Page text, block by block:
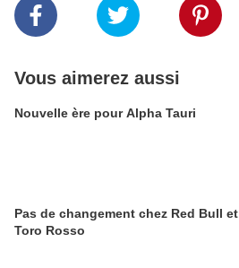
Vous aimerez aussi
Nouvelle ère pour Alpha Tauri
Pas de changement chez Red Bull et
Toro Rosso